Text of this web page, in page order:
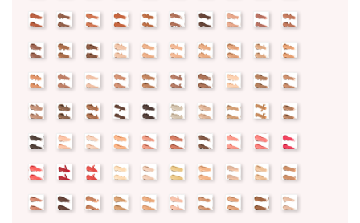
new new new new new new new new new new
new new new new new new new new new new
new new new new new new new new new
new new new new new new new new new
new new new new new new new new new new
new new new new new new new new new
new new new new new new new new new new